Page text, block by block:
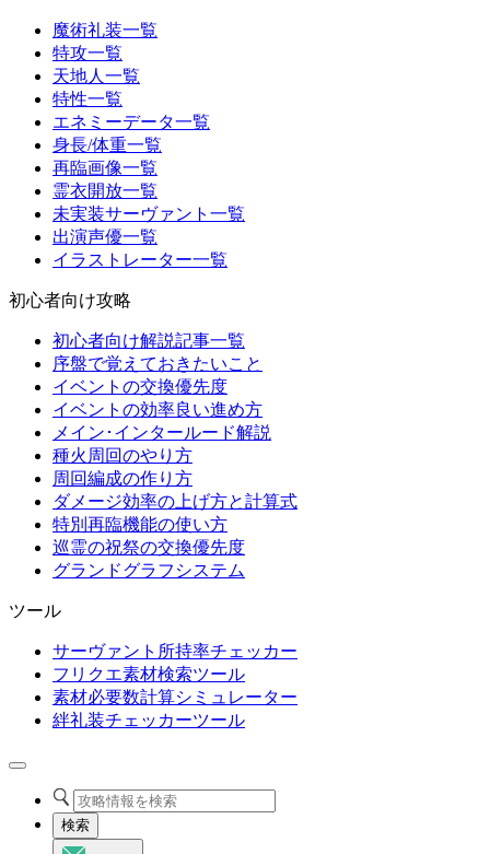
魔術礼装一覧
特攻一覧
天地人一覧
特性一覧
エネミーデータ一覧
身長/体重一覧
再臨画像一覧
霊衣開放一覧
未実装サーヴァント一覧
出演声優一覧
イラストレーター一覧
初心者向け攻略
初心者向け解説記事一覧
序盤で覚えておきたいこと
イベントの交換優先度
イベントの効率良い進め方
メイン･インタールード解説
種火周回のやり方
周回編成の作り方
ダメージ効率の上げ方と計算式
特別再臨機能の使い方
巡霊の祝祭の交換優先度
グランドグラフシステム
ツール
サーヴァント所持率チェッカー
フリクエ素材検索ツール
素材必要数計算シミュレーター
絆礼装チェッカーツール
検索